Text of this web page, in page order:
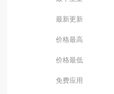
最新更新
价格最高
价格最低
免费应用